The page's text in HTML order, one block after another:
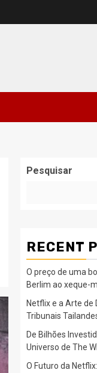
Pesquisar
RECENT
O preço de uma
Berlim ao xeque-
Netflix e a Arte de
Tribunais
De Bilhões
Universo de The
O Futuro da